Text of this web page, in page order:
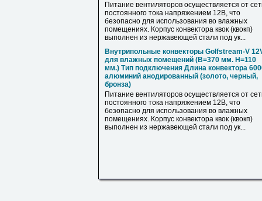
Питание вентиляторов осуществляется от
постоянного тока напряжением 12В, что
безопасно для использования во влажных
помещениях. Корпус конвектора квок (квокп)
выполнен из нержавеющей стали под ук...
Внутрипольные конвекторы Golfstream-V
для влажных помещений (B=370 мм. Н=110
мм.) Тип подключения Длина конвектора
алюминий анодированный (золото, черный,
бронза)
Питание вентиляторов осуществляется от
постоянного тока напряжением 12В, что
безопасно для использования во влажных
помещениях. Корпус конвектора квок (квокп)
выполнен из нержавеющей стали под ук...